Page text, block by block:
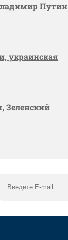
Путин
украинская
Зеленский